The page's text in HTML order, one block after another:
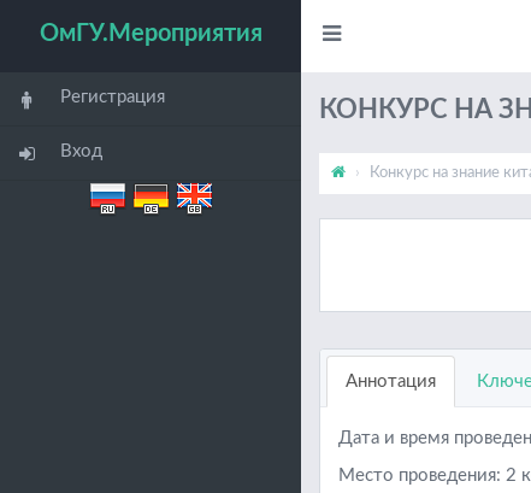
ОмГУ.Мероприятия
Регистрация
Вход
КОНКУРС НА
Конкурс на знание
Аннотация
Дата и время
Место проведения: 2